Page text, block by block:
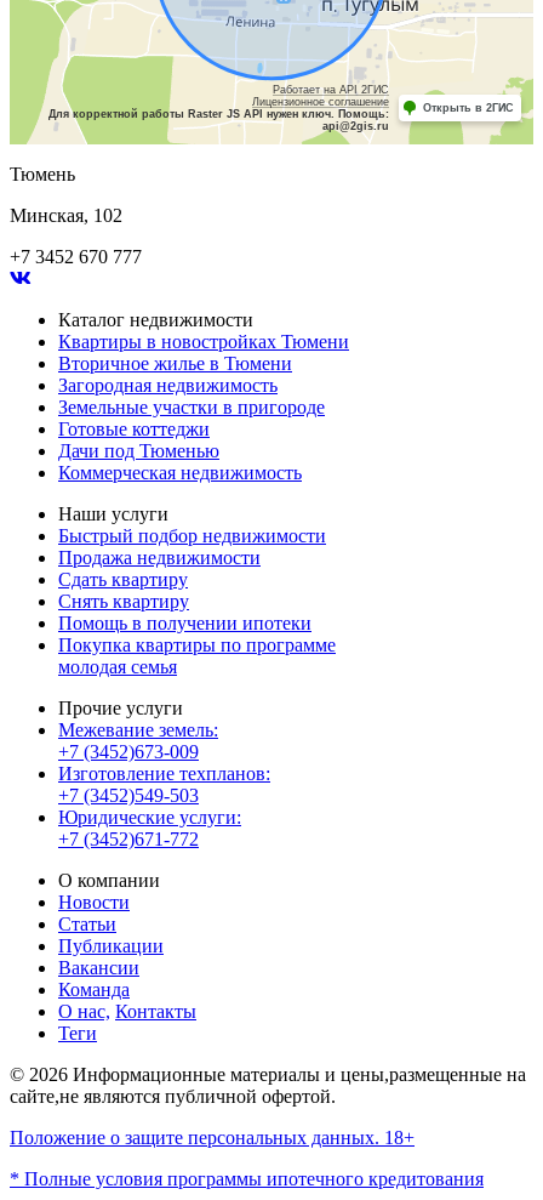
Работает на API 2ГИС
Лицензионное соглашение
Для корректной работы Raster JS API нужен ключ. Помощь:
api@2gis.ru
Открыть в 2ГИС
Тюмень
Минская, 102
+7 3452 670 777
Каталог недвижимости
Квартиры в новостройках Тюмени
Вторичное жилье в Тюмени
Загородная недвижимость
Земельные участки в пригороде
Готовые коттеджи
Дачи под Тюменью
Коммерческая недвижимость
Наши услуги
Быстрый подбор недвижимости
Продажа недвижимости
Сдать квартиру
Снять квартиру
Помощь в получении ипотеки
Покупка квартиры по программе
молодая семья
Прочие услуги
Межевание земель:
+7 (3452)673-009
Изготовление техпланов:
+7 (3452)549-503
Юридические услуги:
+7 (3452)671-772
О компании
Новости
Статьи
Публикации
Вакансии
Команда
О нас, Контакты
Теги
© 2026 Информационные материалы и цены,размещенные на
сайте,не являются публичной офертой.
Положение о защите персональных данных. 18+
* Полные условия программы ипотечного кредитования